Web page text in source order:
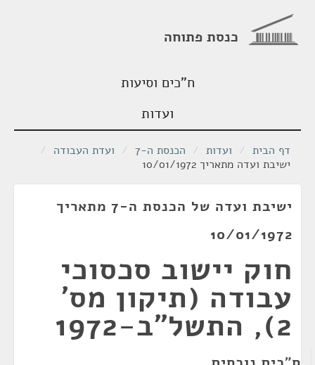
כנסת פתוחה
ח"כים וסיעות
ועדות
דף הבית / ועדות / הכנסת ה-7 / ועדת העבודה /
ישיבת ועדה מתאריך 10/01/1972
ישיבת ועדה של הכנסת ה-7 מתאריך
10/01/1972
חוק יישוב סכסוכי
עבודה (תיקון מס'
2), התשל"ב-1972